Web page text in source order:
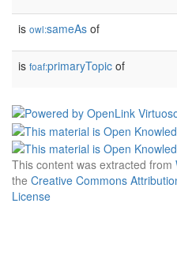
is owl:sameAs of
is foaf:primaryTopic of
This content was extracted from
the Creative Commons
License